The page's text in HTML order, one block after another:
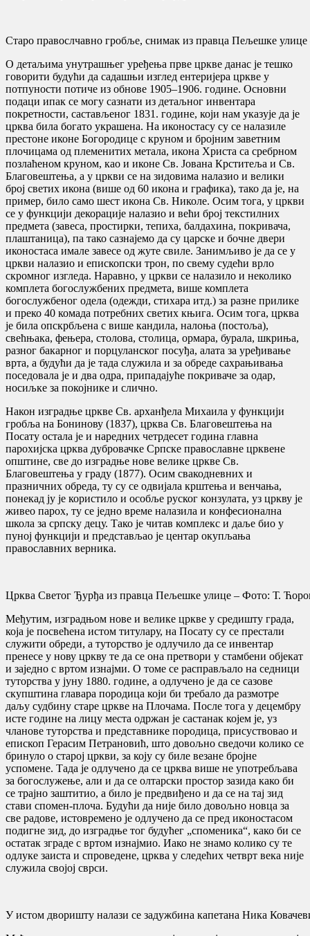
Старо правослчавно гробље, снимак из правца Пељешке
О детаљима унутрашњег уређења прве цркве данас је тешко
говорити будући да садашњи изглед ентеријера цркве у
потпуности потиче из обнове 1905–1906. године. Основни
подаци ипак се могу сазнати из детаљног инвентара
покретности, састављеног 1831. године, који нам указује да је
црква била богато украшена. На иконостасу су се налазиле
престоне иконе Богородице с круном и бројним заветним
плочицама од племенитих метала, икона Христа са сребрном
позлаћеном круном, као и иконе Св. Јована Крститеља и Св.
Благовештења, а у цркви се на зидовима налазио и велики
број светих икона (више од 60 икона и графика), тако да је, на
пример, било само шест икона Св. Николе. Осим тога, у цркви
се у функцији декорације налазио и већи број текстилних
предмета (завеса, простирки, тепиха, балдахина, покривача,
плаштаница), па тако сазнајемо да су царске и бочне двери
иконостаса имале завесе од жуте свиле. Занимљиво је да се у
цркви налазио и епископски трон, по свему судећи врло
скромног изгледа. Наравно, у цркви се налазило и неколико
комплета богослужбених предмета, више комплета
богослужбеног одела (одежди, стихара итд.) за разне прилике
и преко 40 комада потребних светих књига. Осим тога, црква
је била опскрбљена с више кандила, налоња (постоља),
свећњака, фењера, столова, столица, ормара, бурала, шкриња,
разног бакарног и порцуланског посуђа, алата за уређивање
врта, а будући да је тада служила и за обреде сахрањивања
поседовала је и два одра, припадајуће покриваче за одар,
носиљке за покојнике и слично.
Након изградње цркве Св. арханђела Михаила у функцији
гробља на Бонинову (1837), црква Св. Благовештења на
Посату остала је и наредних четрдесет година главна
парохијска црква дубровачке Српске православне црквене
општине, све до изградње нове велике цркве Св.
Благовештења у граду (1877). Осим свакодневних и
празничних обреда, ту су се одвијала крштења и венчања,
понекад ју је користило и особље руског конзулата, уз цркву је
живео парох, ту се једно време налазила и конфесионална
школа за српску децу. Тако је читав комплекс и даље био у
пуној функцији и представљао је центар окупљања
православних верника.
Црква Светог Ђурђа из правца Пељешке улице – Фото: Т.
Међутим, изградњом нове и велике цркве у средишту града,
која је посвећена истом титулару, на Посату су се престали
служити обреди, а туторство је одлучило да се инвентар
пренесе у нову цркву те да се она претвори у стамбени објекат
и заједно с вртом изнајми. О томе се расправљало на седници
туторства у јуну 1880. године, а одлучено је да се сазове
скупштина главара породица који би требало да размотре
даљу судбину старе цркве на Плочама. После тога у децембру
исте године на лицу места одржан је састанак којем је, уз
чланове туторства и представнике породица, присуствовао и
епископ Герасим Петрановић, што довољно сведочи колико се
бринуло о старој цркви, за коју су биле везане бројне
успомене. Тада је одлучено да се црква више не употребљава
за богослужење, али и да се олтарски простор зазида како би
се трајно заштитио, а било је предвиђено и да се на тај зид
стави спомен-плоча. Будући да није било довољно новца за
све радове, истовремено је одлучено да се пред иконостасом
подигне зид, до изградње тог будућег „споменика“, како би се
остатак зграде с вртом изнајмио. Иако не знамо колико су те
одлуке заиста и спроведене, црква у следећих четврт века није
служила својој сврси.
У истом дворишту налази се задужбина капетана Ника